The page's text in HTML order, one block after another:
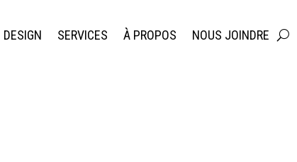
DESIGN SERVICES À PROPOS NOUS JOINDRE